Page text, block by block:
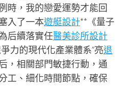
時，我的戀愛運勢才能回
入了一本遊艇設計**《量子
后續落實任醫美診所設計
力的現代化產業體系”亮退
，相關部門敏捷行動，通
工、細化時間節點，確保